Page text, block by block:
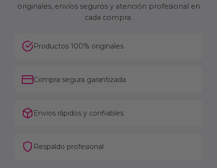
originales, envíos seguros y atención profesional en
cada compra.
Productos 100% originales
Compra segura garantizada
Envíos rápidos y confiables
Respaldo profesional